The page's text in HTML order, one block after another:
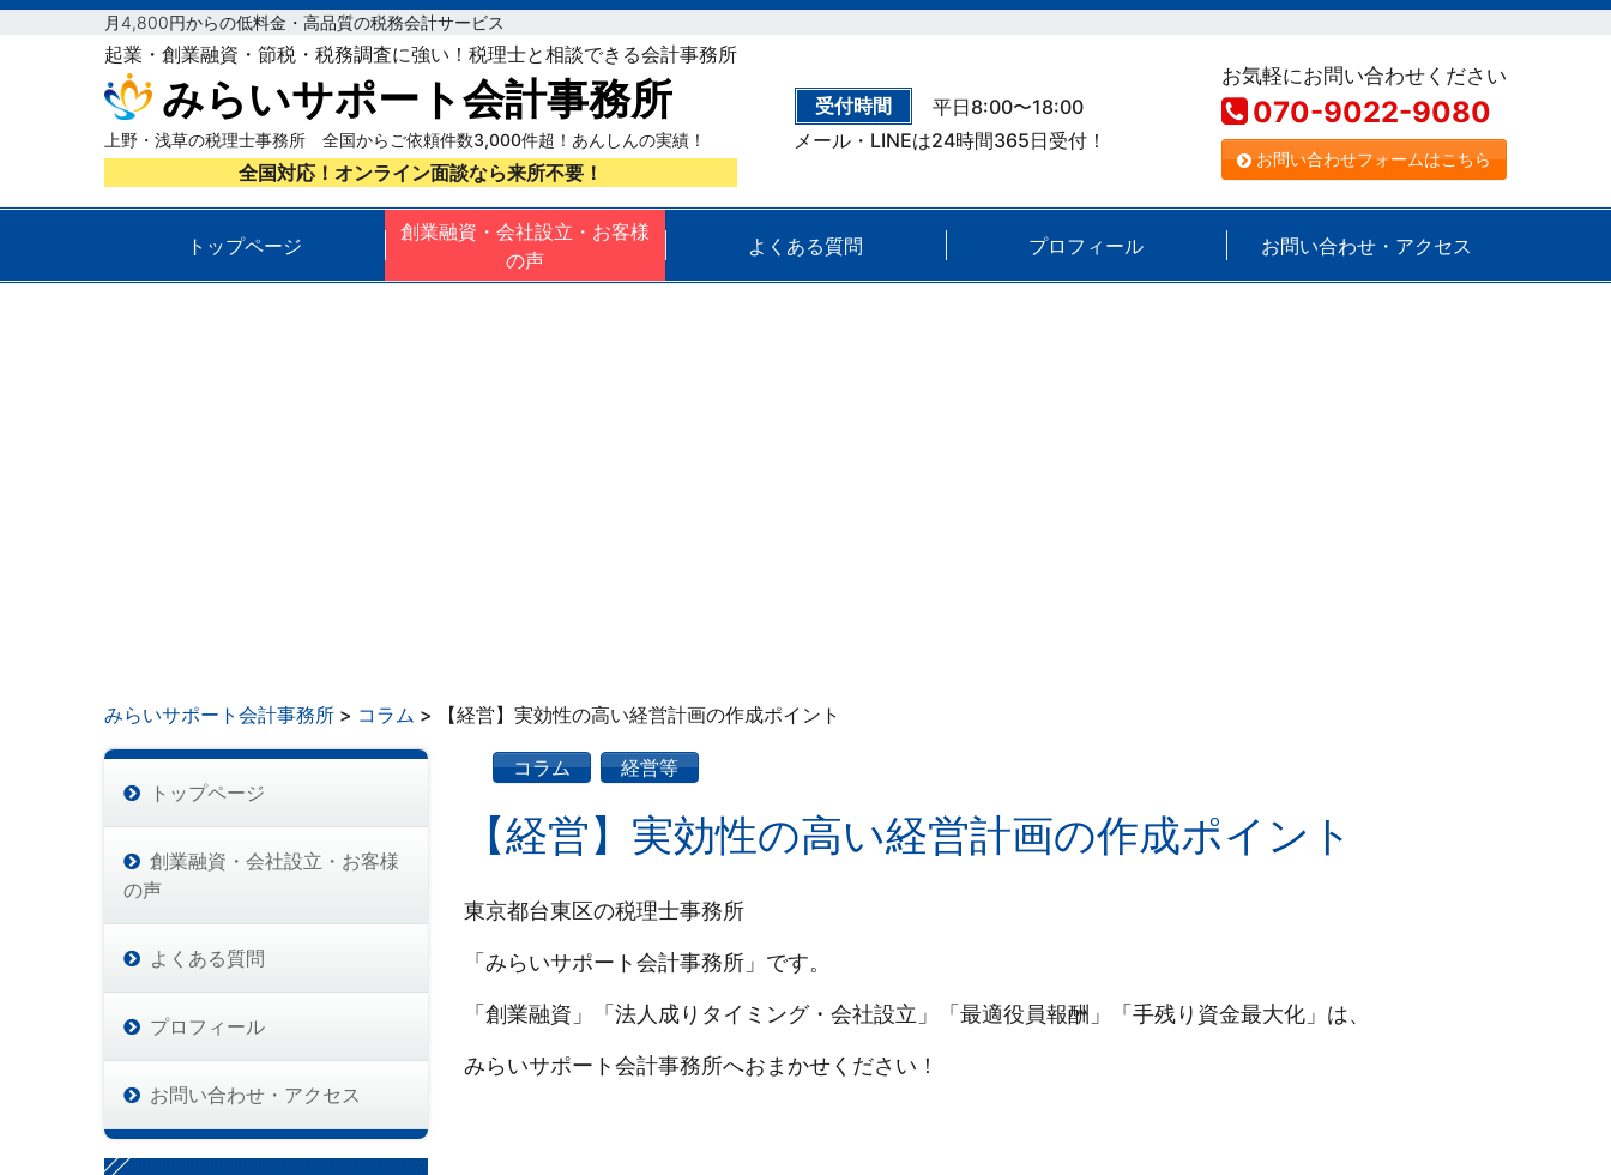
月4,800円からの低料金・高品質の税務会計サービス
起業・創業融資・節税・税務調査に強い！税理士と相談できる会計事務所
みらいサポート会計事務所
上野・浅草の税理士事務所 全国からご依頼件数3,000件超！あんしんの実績！
全国対応！オンライン面談なら来所不要！
受付時間
平日8:00〜18:00
メール・LINEは24時間365日受付！
お気軽にお問い合わせください
070-9022-9080
お問い合わせフォームはこちら
トップページ
創業融資・会社設立・お客様
の声
よくある質問 プロフィール お問い合わせ・アクセス
みらいサポート会計事務所 > コラム > 【経営】実効性の高い経営計画の作成ポイント
コラム 経営等
【経営】実効性の高い経営計画の作成ポイント
東京都台東区の税理士事務所
「みらいサポート会計事務所」です。
「創業融資」「法人成りタイミング・会社設立」「最適役員報酬」「手残り資金最大化」は、
みらいサポート会計事務所へおまかせください！
トップページ
創業融資・会社設立・お客様
の声
よくある質問
プロフィール
お問い合わせ・アクセス